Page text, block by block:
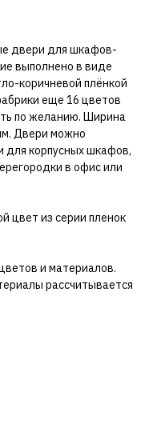
двери для шкафов-
выполнено в виде
коричневой плёнкой
еще 16 цветов
по желанию. Ширина
Двери можно
для корпусных шкафов,
в офис или
цвет из серии пленок
и материалов.
рассчитывается